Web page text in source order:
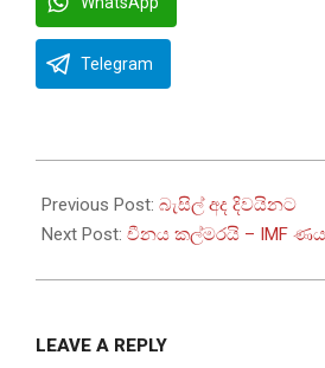
Telegram
11-
20
Previous Post: බැසිල් අද දිවයිනට
Next Post: චීනය කල්මරයි – IMF
LEAVE A REPLY